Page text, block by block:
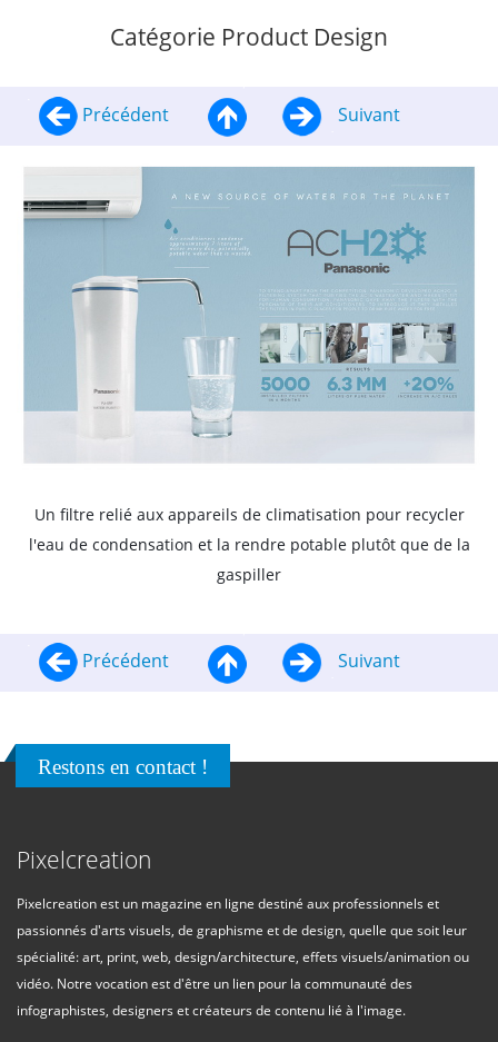
Catégorie Product Design
Précédent Suivant
Un filtre relié aux appareils de climatisation pour recycler
l'eau de condensation et la rendre potable plutôt que de la
gaspiller
Précédent Suivant
Restons en contact !
Pixelcreation
Pixelcreation est un magazine en ligne destiné aux professionnels et
passionnés d'arts visuels, de graphisme et de design, quelle que soit leur
spécialité: art, print, web, design/architecture, effets visuels/animation ou
vidéo. Notre vocation est d'être un lien pour la communauté des
infographistes, designers et créateurs de contenu lié à l'image.